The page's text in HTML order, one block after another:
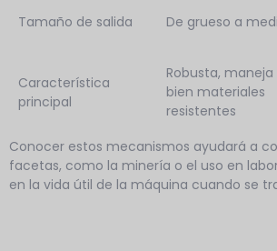
Tamaño de salida De grueso a
Característica
principal
Robusta, maneja
bien materiales
resistentes
Conocer estos mecanismos ayudará a
facetas, como la minería o el uso en
en la vida útil de la máquina cuando se